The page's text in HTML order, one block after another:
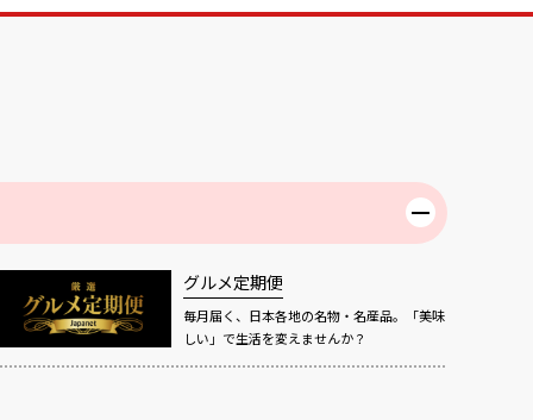
グルメ定期便
毎月届く、日本各地の名物・名産品。「美味
しい」で生活を変えませんか？